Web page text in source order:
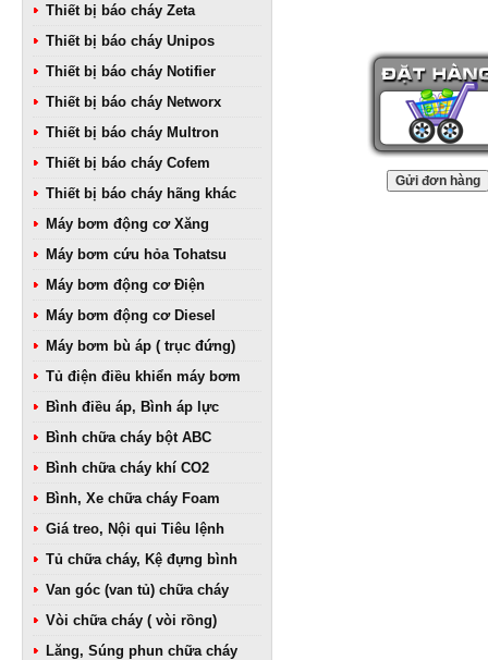
Thiết bị báo cháy Zeta
Thiết bị báo cháy Unipos
Thiết bị báo cháy Notifier
Thiết bị báo cháy Networx
Thiết bị báo cháy Multron
Thiết bị báo cháy Cofem
Thiết bị báo cháy hãng khác
Máy bơm động cơ Xăng
Máy bơm cứu hỏa Tohatsu
Máy bơm động cơ Điện
Máy bơm động cơ Diesel
Máy bơm bù áp ( trục đứng)
Tủ điện điều khiển máy bơm
Bình điều áp, Bình áp lực
Bình chữa cháy bột ABC
Bình chữa cháy khí CO2
Bình, Xe chữa cháy Foam
Giá treo, Nội qui Tiêu lệnh
Tủ chữa cháy, Kệ đựng bình
Van góc (van tủ) chữa cháy
Vòi chữa cháy ( vòi rồng)
Lăng, Súng phun chữa cháy